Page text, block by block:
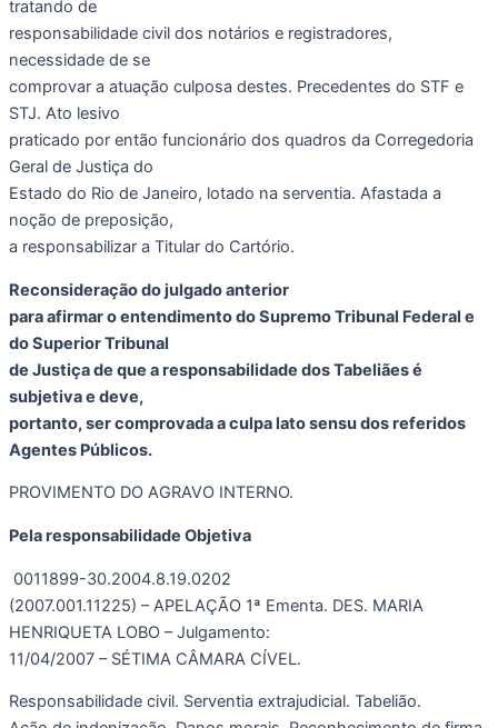
tratando de
responsabilidade civil dos notários e registradores,
necessidade de se
comprovar a atuação culposa destes. Precedentes do STF e
STJ. Ato lesivo
praticado por então funcionário dos quadros da Corregedoria
Geral de Justiça do
Estado do Rio de Janeiro, lotado na serventia. Afastada a
noção de preposição,
a responsabilizar a Titular do Cartório.
Reconsideração do julgado anterior
para afirmar o entendimento do Supremo Tribunal Federal e
do Superior Tribunal
de Justiça de que a responsabilidade dos Tabeliães é
subjetiva e deve,
portanto, ser comprovada a culpa lato sensu dos referidos
Agentes Públicos.
PROVIMENTO DO AGRAVO INTERNO.
Pela responsabilidade Objetiva
0011899-30.2004.8.19.0202
(2007.001.11225) – APELAÇÃO 1ª Ementa. DES. MARIA
HENRIQUETA LOBO – Julgamento:
11/04/2007 – SÉTIMA CÂMARA CÍVEL.
Responsabilidade civil. Serventia extrajudicial. Tabelião.